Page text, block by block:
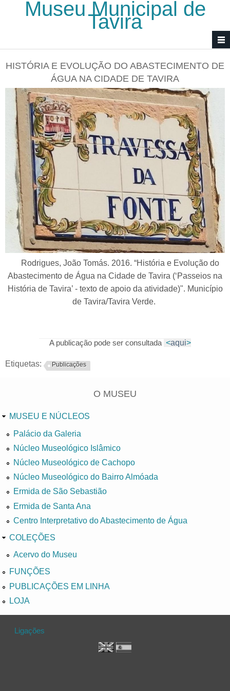
Passar para o conteúdo principal
Museu Municipal de
Tavira
HISTÓRIA E EVOLUÇÃO DO ABASTECIMENTO DE
ÁGUA NA CIDADE DE TAVIRA
Rodrigues, João Tomás. 2016. “História e Evolução do
Abastecimento de Água na Cidade de Tavira (‘Passeios na
História de Tavira’ - texto de apoio da atividade)". Município
de Tavira/Tavira Verde.
A publicação pode ser consultada <aqui>
Etiquetas: Publicações
O MUSEU
MUSEU E NÚCLEOS
Palácio da Galeria
Núcleo Museológico Islâmico
Núcleo Museológico de Cachopo
Núcleo Museológico do Bairro Almóada
Ermida de São Sebastião
Ermida de Santa Ana
Centro Interpretativo do Abastecimento de Água
COLEÇÕES
Acervo do Museu
FUNÇÕES
PUBLICAÇÕES EM LINHA
LOJA
Ligações